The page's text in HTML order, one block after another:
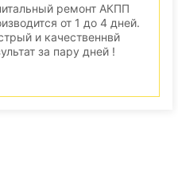
ремонт АКПП
от 1 до 4 дней.
и качественнвй
за пару дней !